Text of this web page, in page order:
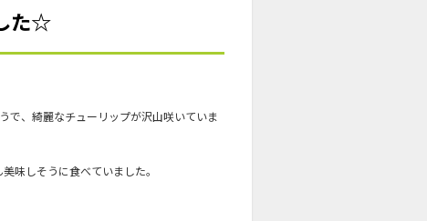
た☆
で、綺麗なチューリップが沢山咲いていま
味しそうに食べていました。